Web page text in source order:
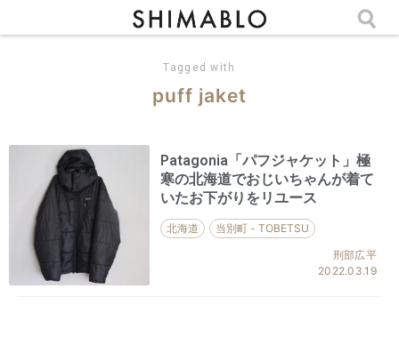
Tagged with
puff jaket
Patagonia「パフジャケット」極
寒の北海道でおじいちゃんが着て
いたお下がりをリユース
北海道
当別町 - TOBETSU
刑部広平
2022.03.19